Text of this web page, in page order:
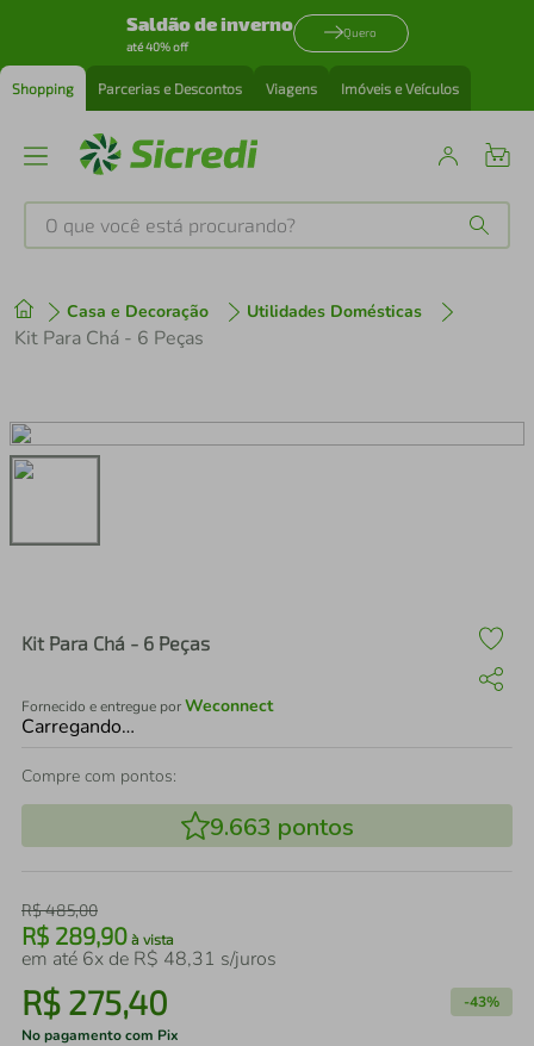
Saldão de inverno
até 40% off
Quero
Shopping Parcerias e Descontos Viagens Imóveis e Veículos
O que você está procurando?
Casa e Decoração Utilidades Domésticas
Kit Para Chá - 6 Peças
Kit Para Chá - 6 Peças
Fornecido e entregue porWeconnect
Carregando…
Compre com pontos:
9.663 pontos
R$485,00
R$ 289,90 à vista
em até 6x de R$ 48,31 s/juros
R$ 275,40 -43%
No pagamento com Pix
1º tenis